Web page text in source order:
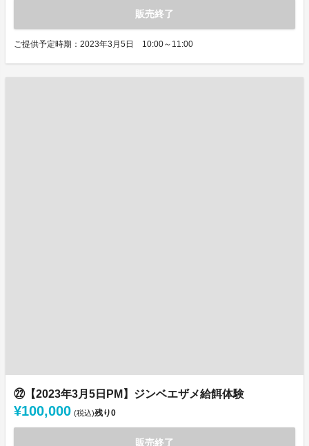
販売終了
ご提供予定時期：2023年3月5日 10:00～11:00
㉒【2023年3月5日PM】ジンベエザメ給餌体験
¥100,000 (税込)残り0
販売終了